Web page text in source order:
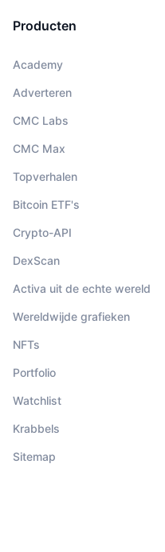
Producten
Academy
Adverteren
CMC Labs
CMC Max
Topverhalen
Bitcoin ETF's
Crypto-API
DexScan
Activa uit de echte wereld
Wereldwijde grafieken
NFTs
Portfolio
Watchlist
Krabbels
Sitemap